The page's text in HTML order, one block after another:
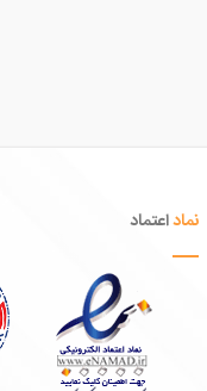
نماداعتماد